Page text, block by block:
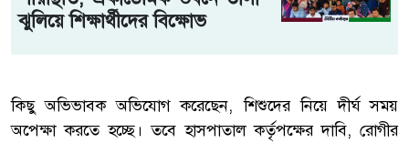
ঝুলিয়ে শিক্ষার্থীদের বিক্ষোভ
কিছু অভিভাবক অভিযোগ করেছেন, শিশুদের নিয়ে দীর্ঘ সময়
অপেক্ষা করতে হচ্ছে। তবে হাসপাতাল কর্তৃপক্ষের দাবি, রোগীর